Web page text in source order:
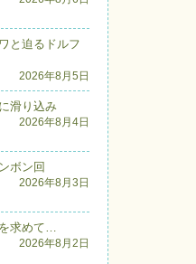
と迫るドルフ
2026年8月5日
滑り込み
2026年8月4日
ボン回
2026年8月3日
求めて…
2026年8月2日